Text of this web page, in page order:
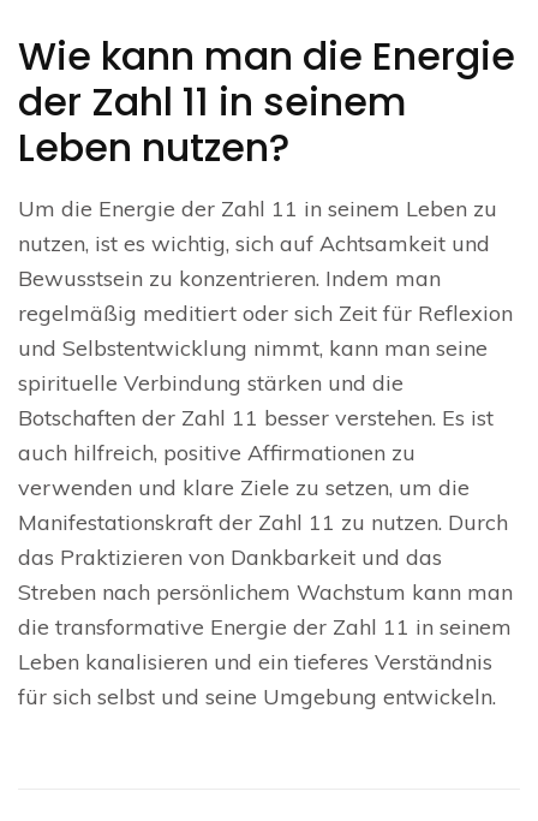
Wie kann man die Energie
der Zahl 11 in seinem
Leben nutzen?
Um die Energie der Zahl 11 in seinem Leben zu
nutzen, ist es wichtig, sich auf Achtsamkeit und
Bewusstsein zu konzentrieren. Indem man
regelmäßig meditiert oder sich Zeit für Reflexion
und Selbstentwicklung nimmt, kann man seine
spirituelle Verbindung stärken und die
Botschaften der Zahl 11 besser verstehen. Es ist
auch hilfreich, positive Affirmationen zu
verwenden und klare Ziele zu setzen, um die
Manifestationskraft der Zahl 11 zu nutzen. Durch
das Praktizieren von Dankbarkeit und das
Streben nach persönlichem Wachstum kann man
die transformative Energie der Zahl 11 in seinem
Leben kanalisieren und ein tieferes Verständnis
für sich selbst und seine Umgebung entwickeln.